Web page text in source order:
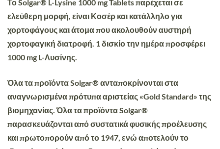
Το Solgar® L-Lysine 1000 mg Tablets παρέχεται σε
ελεύθερη μορφή, είναι Κοσέρ και κατάλληλο για
χορτοφάγους και άτομα που ακολουθούν αυστηρή
χορτοφαγική διατροφή. 1 δισκίο την ημέρα προσφέρει
1000 mg L-Λυσίνης.
Όλα τα προϊόντα Solgar® ανταποκρίνονται στα
αναγνωρισμένα πρότυπα αριστείας «Gold Standard» της
βιομηχανίας. Όλα τα προϊόντα Solgar®
παρασκευάζονται από συστατικά φυσικής προέλευσης
και πρωτοπορούν από το 1947, ενώ αποτελούν το